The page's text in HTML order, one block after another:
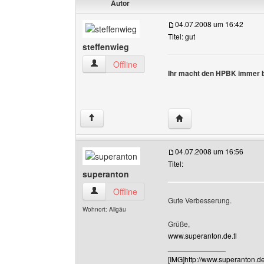
Autor
steffenwieg
steffenwieg Benutzer-Profile anzeigen
Offline
04.07.2008 um 16:42
Titel: gut
Ihr macht den HPBK immer
↑ Website dieses
superanton
superanton Benutzer-Profile anzeigen
Offline
Wohnort: Allgäu
04.07.2008 um 16:56
Titel:
Gute Verbesserung.
Grüße,
www.superanton.de.tl
[IMG]http://